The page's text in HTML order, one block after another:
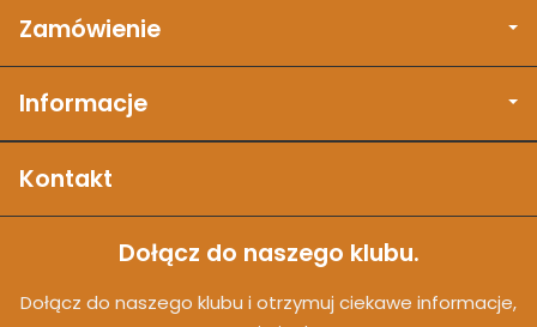
Zamówienie
Informacje
Kontakt
Dołącz do naszego klubu.
Dołącz do naszego klubu i otrzymuj ciekawe informacje,